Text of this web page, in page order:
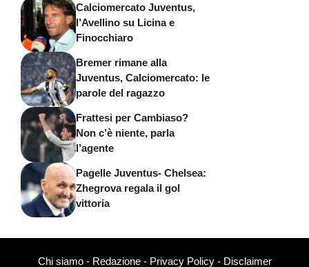
Calciomercato Juventus,
l’Avellino su Licina e
Finocchiaro
Bremer rimane alla
Juventus, Calciomercato: le
parole del ragazzo
Frattesi per Cambiaso?
Non c’è niente, parla
l’agente
Pagelle Juventus- Chelsea:
Zhegrova regala il gol
vittoria
Chi siamo- Redazione- Privacy Policy- Disclaimer